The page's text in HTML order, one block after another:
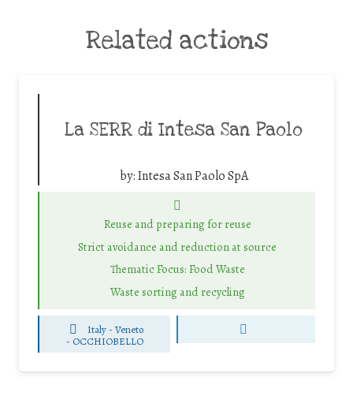
Related actions
La SERR di Intesa San Paolo
by:Intesa San Paolo SpA
Reuse and preparing for reuse
Strict avoidance and reduction at source
Thematic Focus: Food Waste
Waste sorting and recycling
Italy - Veneto
- OCCHIOBELLO